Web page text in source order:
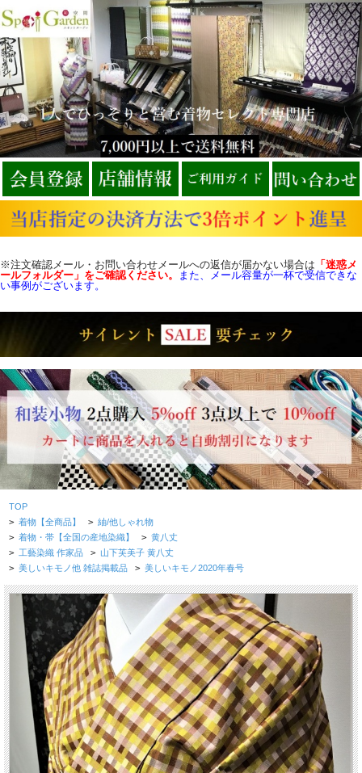
※注文確認メール・お問い合わせメールへの返信が届かない場合は 「迷惑メ
ールフォルダー」をご確認ください。
また、メール容量が一杯で受信できな
い事例がございます。
TOP
> 着物【全商品】 > 紬/他しゃれ物
> 着物・帯【全国の産地染織】 > 黄八丈
> 工藝染織 作家品 > 山下芙美子 黄八丈
> 美しいキモノ他 雑誌掲載品 > 美しいキモノ2020年春号